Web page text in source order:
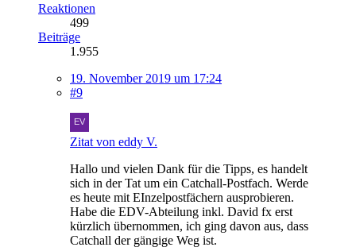
Reaktionen
499
Beiträge
1.955
19. November 2019 um 17:24
#9
Zitat von eddy V.
Hallo und vielen Dank für die Tipps, es handelt
sich in der Tat um ein Catchall-Postfach. Werde
es heute mit EInzelpostfächern ausprobieren.
Habe die EDV-Abteilung inkl. David fx erst
kürzlich übernommen, ich ging davon aus, dass
Catchall der gängige Weg ist.